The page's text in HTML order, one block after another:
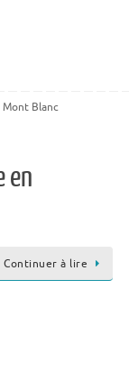
Mont Blanc
en
Continuer à lire